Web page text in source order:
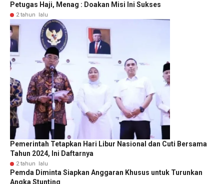
Petugas Haji, Menag : Doakan Misi Ini Sukses
2 tahun lalu
Pemerintah Tetapkan Hari Libur Nasional dan Cuti Bersama
Tahun 2024, Ini Daftarnya
2 tahun lalu
Pemda Diminta Siapkan Anggaran Khusus untuk Turunkan
Angka Stunting